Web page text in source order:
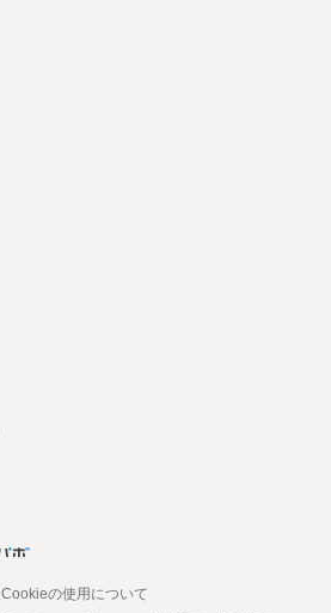
Cookieの使用について